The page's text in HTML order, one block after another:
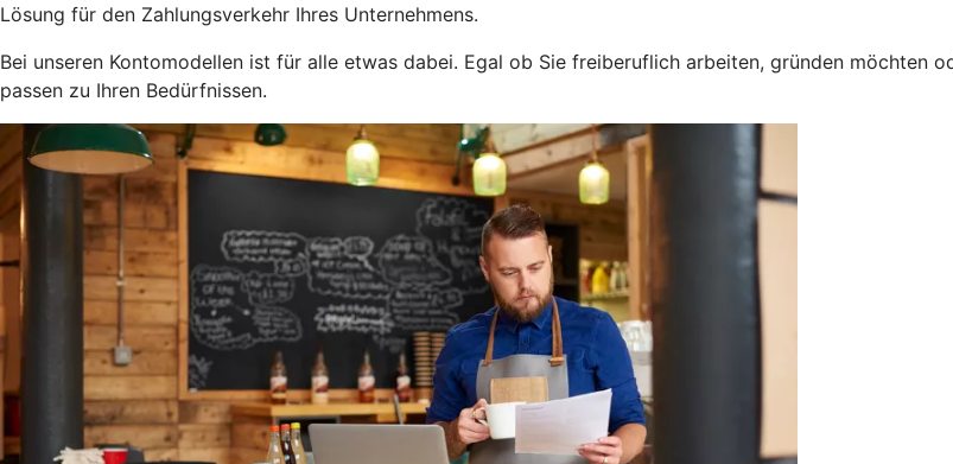
Lösung für den Zahlungsverkehr Ihres Unternehmens.
Bei unseren Kontomodellen ist für alle etwas dabei. Egal ob Sie freiberuflich arbeiten, gründen möchten
passen zu Ihren Bedürfnissen.